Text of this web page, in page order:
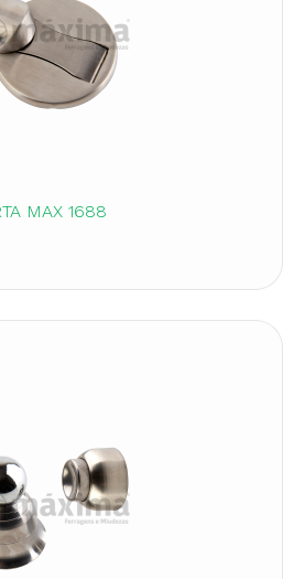
MAX 1688